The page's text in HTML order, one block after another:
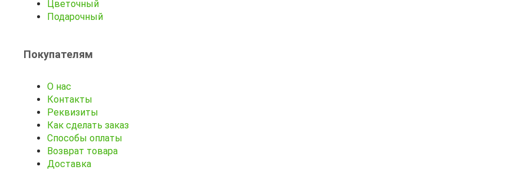
Цветочный
Подарочный
Покупателям
О нас
Контакты
Реквизиты
Как сделать заказ
Способы оплаты
Возврат товара
Доставка